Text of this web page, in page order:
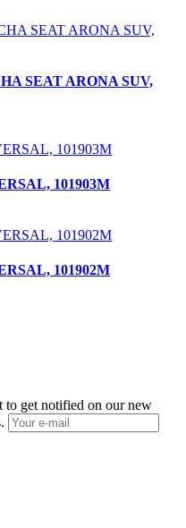
SEAT ARONA SUV,
101903M
101902M
to get notified on our new